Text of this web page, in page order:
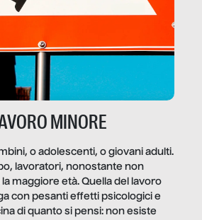
MINORE
o adolescenti, o giovani adulti.
lavoratori, nonostante non
maggiore età. Quella del lavoro
con pesanti effetti psicologici e
di quanto si pensi: non esiste